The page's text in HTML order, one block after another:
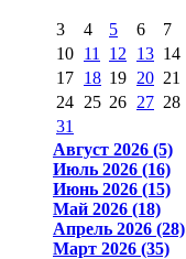
3
4 5 6 7
10 11 12 13 14
17 18 19 20 21
24 25 26 27 28
31
Август 2026 (5)
Июль 2026 (16)
Июнь 2026 (15)
Май 2026 (18)
Апрель 2026 (28)
Март 2026 (35)